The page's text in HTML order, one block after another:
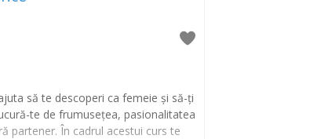
să te descoperi ca femeie și să-ți
te de frumusețea, pasionalitatea
partener. În cadrul acestui curs te